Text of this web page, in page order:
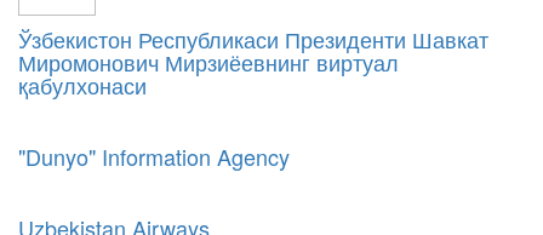
Ўзбекистон Республикаси Президенти Шавкат
Миромонович Мирзиёевнинг виртуал
қабулхонаси
"Dunyo" Information Agency
Uzbekistan Airways